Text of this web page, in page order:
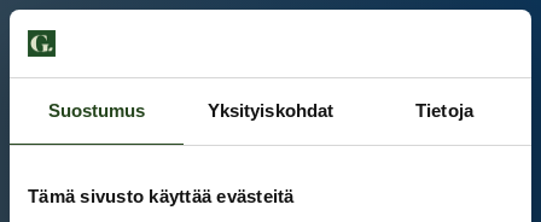
Suostumus Yksityiskohdat Tietoja
Tämä sivusto käyttää evästeitä